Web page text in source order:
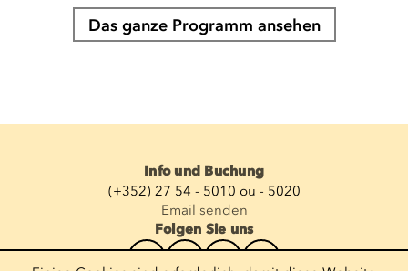
Das ganze Programm ansehen
Info und Buchung
(+352) 27 54 - 5010 ou - 5020
Email senden
Folgen Sie uns